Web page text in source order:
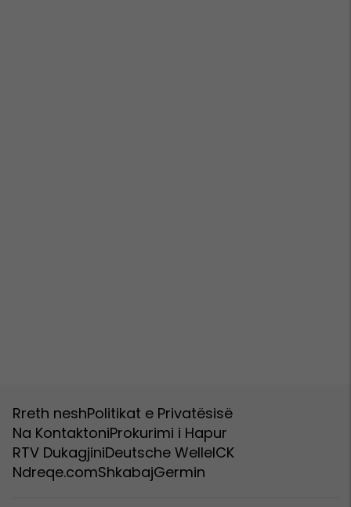
Rreth neshPolitikat e Privatësisë
Na KontaktoniProkurimi i Hapur
RTV DukagjiniDeutsche WelleICK
Ndreqe.comShkabajGermin